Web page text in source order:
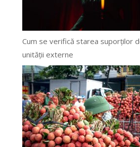
Cum se verifică starea suporților
unității externe